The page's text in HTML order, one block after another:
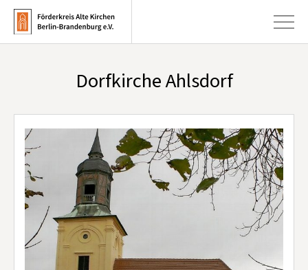
Kirchen +
Publikationen +
Kunst & Kultur +
Förderung & Spenden +
Über uns
Dorfkirche Ahlsdorf